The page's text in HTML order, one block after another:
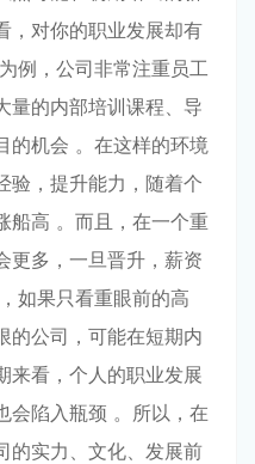
，对你的职业发展却有
例，公司非常注重员工
量的内部培训课程、导
的机会 。在这样的环境
验，提升能力，随着个
船高 。而且，在一个重
更多，一旦晋升，薪资
如果只看重眼前的高
的公司，可能在短期内
来看，个人的职业发展
会陷入瓶颈 。所以，在
的实力、文化、发展前